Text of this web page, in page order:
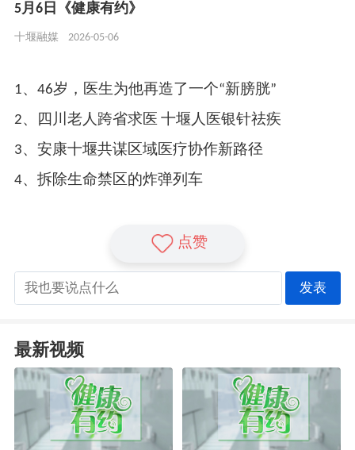
5月6日《健康有约》
十堰融媒 2026-05-06
1、46岁，医生为他再造了一个“新膀胱”
2、四川老人跨省求医 十堰人医银针祛疾
3、安康十堰共谋区域医疗协作新路径
4、拆除生命禁区的炸弹列车
点赞
发表
最新视频